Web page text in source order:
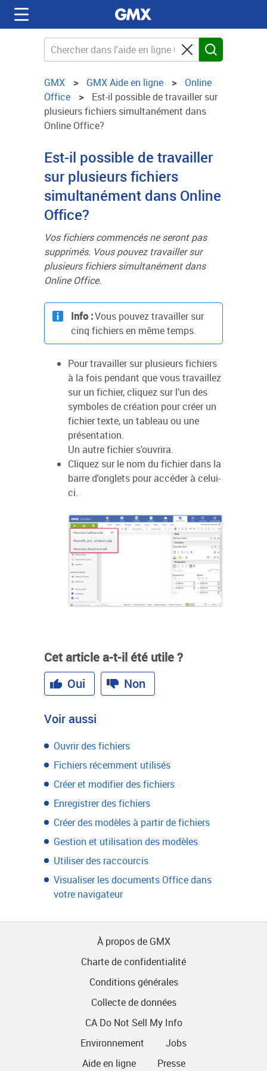
GMX GMX Aide en ligne
Online
Office
Est-il possible de travailler sur
plusieurs fichiers simultanément dans
Online Office?
Est-il possible de travailler
sur plusieurs fichiers
simultanément dans Online
Office?
Vos fichiers commencés ne seront pas
supprimés. Vous pouvez travailler sur
plusieurs fichiers simultanément dans
Online Office.
Info :Vous pouvez travailler sur
cinq fichiers en même temps.
Pour travailler sur plusieurs fichiers
à la fois pendant que vous travaillez
sur un fichier, cliquez sur l’un des
symboles de création pour créer un
fichier texte, un tableau ou une
présentation.
Un autre fichier s'ouvrira.
Cliquez sur le nom du fichier dans la
barre d'onglets pour accéder à celui-
ci.
Cet article a-t-il été utile ?
Oui
Non
Voir aussi
Ouvrir des fichiers
Fichiers récemment utilisés
Créer et modifier des fichiers
Enregistrer des fichiers
Créer des modèles à partir de fichiers
Gestion et utilisation des modèles
Utiliser des raccourcis
Visualiser les documents Office dans
votre navigateur
À propos de GMX
Charte de confidentialité
Conditions générales
Collecte de données
CA Do Not Sell My Info
Environnement
Jobs
Aide en ligne
Presse